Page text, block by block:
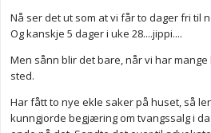
Nå ser det ut som at vi får to dager fri til
Og kanskje 5 dager i uke 28....jippi....
Men sånn blir det bare, når vi har
sted.
Har fått to nye ekle saker på huset, så
kunngjorde begjæring om tvangssalg i